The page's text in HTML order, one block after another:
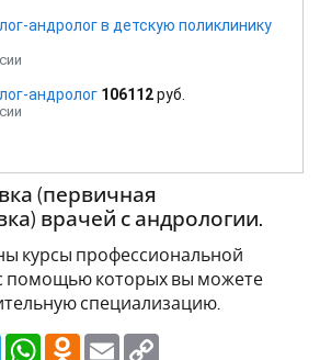
андролог в детскую поликлинику
андролог 106112руб.
(первичная
врачей с андрологии.
курсы профессиональной
помощью которых вы можете
специализацию.
TelegramWhatsAppOdnoklassniki
Email